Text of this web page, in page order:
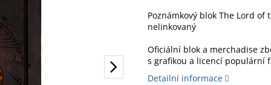
Poznámkový blok The Lord of
nelinkovaný
Oficiální blok a merchadise
s grafikou a licencí populární
Detailní informace